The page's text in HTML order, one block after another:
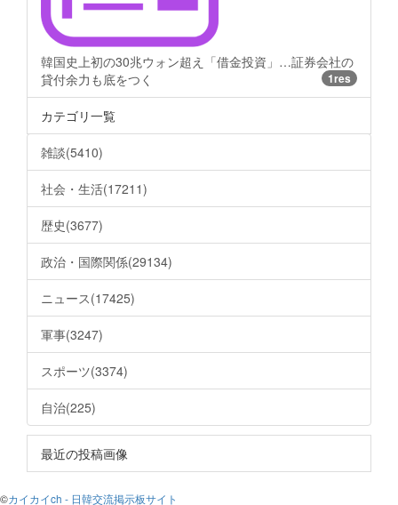
韓国史上初の30兆ウォン超え「借金投資」…証券会社の
貸付余力も底をつく
1res
カテゴリ一覧
雑談(5410)
社会・生活(17211)
歴史(3677)
政治・国際関係(29134)
ニュース(17425)
軍事(3247)
スポーツ(3374)
自治(225)
最近の投稿画像
©カイカイch - 日韓交流掲示板サイト